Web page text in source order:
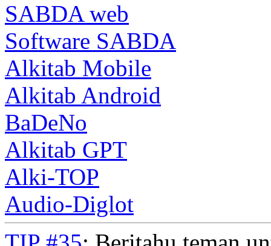
SABDA web
Software SABDA
Alkitab Mobile
Alkitab Android
BaDeNo
Alkitab GPT
Alki-TOP
Audio-Diglot